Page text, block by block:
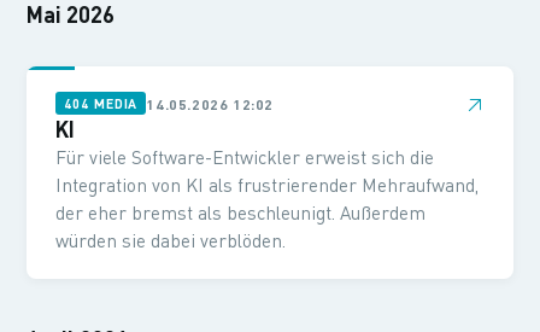
Mai 2026
404 MEDIA 14.05.2026 12:02 ↗
KI
Für viele Software-Entwickler erweist sich die
Integration von KI als frustrierender Mehraufwand,
der eher bremst als beschleunigt. Außerdem
würden sie dabei verblöden.